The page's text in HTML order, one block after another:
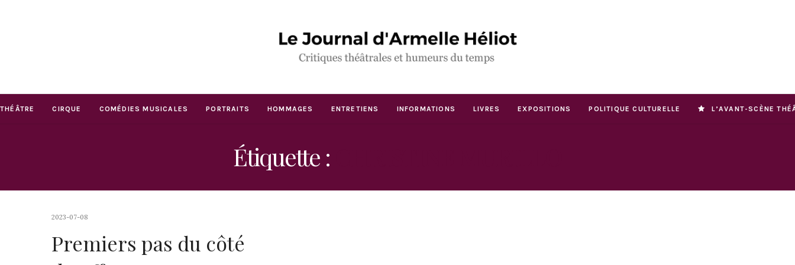
THÉÂTRE CIRQUE COMÉDIES MUSICALES PORTRAITS HOMMAGES ENTRETIENS INFORMATIONS LIVRES EXPOSITIONS POLITIQUE CULTURELLE L’AVANT-SCÈNE
Étiquette :
2023-07-08
Premiers pas du côté